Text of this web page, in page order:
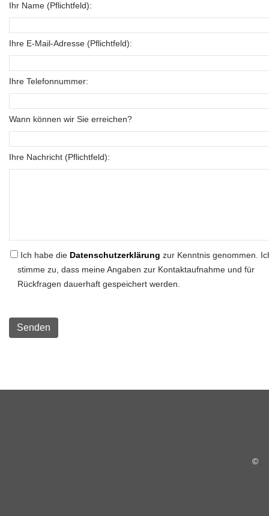
Ihr Name (Pflichtfeld):
Ihre E-Mail-Adresse (Pflichtfeld):
Ihre Telefonnummer:
Wann können wir Sie erreichen?
Ihre Nachricht (Pflichtfeld):
Ich habe die Datenschutzerklärung zur Kenntnis genommen.
stimme zu, dass meine Angaben zur Kontaktaufnahme und für
Rückfragen dauerhaft gespeichert werden.
©